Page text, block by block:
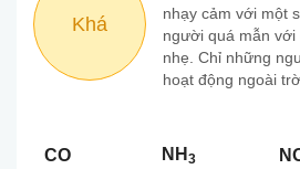
Khá
nhạy cảm với một
người quá mẫn
nhẹ. Chỉ những
hoạt động ngoài
CO NH 3